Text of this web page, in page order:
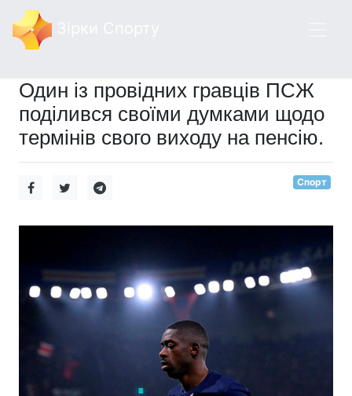
Один із провідних гравців ПСЖ
поділився своїми думками щодо
термінів свого виходу на пенсію.
Спорт